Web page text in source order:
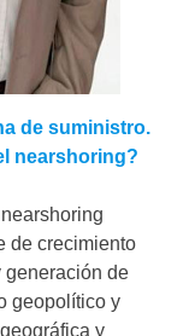
de suministro.
nearshoring?
de crecimiento
generación de
geopolítico y
y